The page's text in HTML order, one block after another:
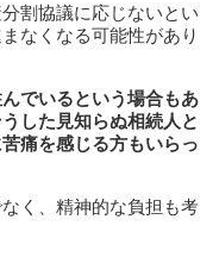
割協議に応じないとい
なくなる可能性があり
でいるという場合もあ
した見知らぬ相続人と
痛を感じる方もいらっ
く、精神的な負担も考